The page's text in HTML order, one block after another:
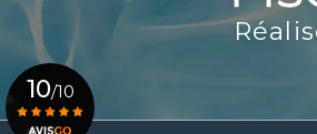
10/10